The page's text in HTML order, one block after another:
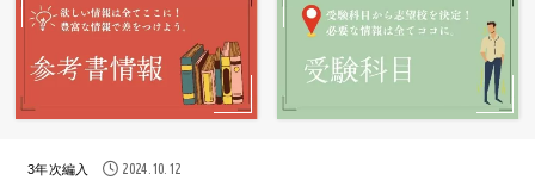
3年次編入 2024.10.12